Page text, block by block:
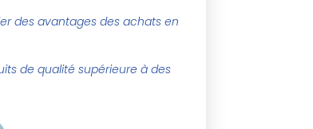
des avantages des achats en
de qualité supérieure à des